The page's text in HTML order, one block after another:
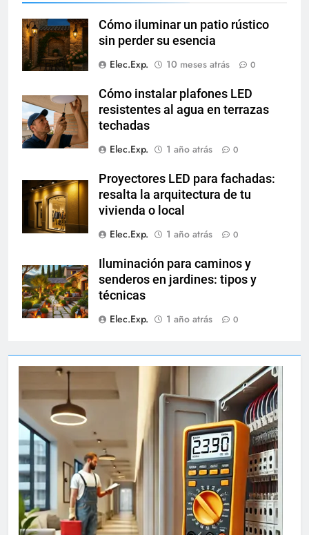
Cómo iluminar un patio rústico
sin perder su esencia
Elec.Exp.
10 meses atrás 0
Cómo instalar plafones LED
resistentes al agua en terrazas
techadas
Elec.Exp.
1 año atrás 0
Proyectores LED para fachadas:
resalta la arquitectura de tu
vivienda o local
Elec.Exp.
1 año atrás 0
Iluminación para caminos y
senderos en jardines: tipos y
técnicas
Elec.Exp.
1 año atrás 0